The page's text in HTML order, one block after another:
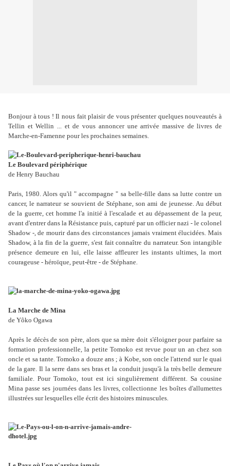
Bonjour à tous ! Il nous fait plaisir de vous présenter quelques nouveautés à
Tellin et Wellin ... et de vous annoncer une arrivée massive de livres de
Marche-en-Famenne pour les prochaines semaines.
Le Boulevard périphérique
de Henry Bauchau
Paris, 1980. Alors qu'il " accompagne " sa belle-fille dans sa lutte contre un
cancer, le narrateur se souvient de Stéphane, son ami de jeunesse. Au début
de la guerre, cet homme l'a initié à l'escalade et au dépassement de la peur,
avant d'entrer dans la Résistance puis, capturé par un officier nazi - le colonel
Shadow -, de mourir dans des circonstances jamais vraiment élucidées. Mais
Shadow, à la fin de la guerre, s'est fait connaître du narrateur. Son intangible
présence demeure en lui, elle laisse affleurer les instants ultimes, la mort
courageuse - héroïque, peut-être - de Stéphane.
La Marche de Mina
de Yôko Ogawa
Après le décès de son père, alors que sa mère doit s'éloigner pour parfaire sa
formation professionnelle, la petite Tomoko est revue pour un an chez son
oncle et sa tante. Tomoko a douze ans ; à Kobe, son oncle l'attend sur le quai
de la gare. Il la serre dans ses bras et la conduit jusqu'à la très belle demeure
familiale. Pour Tomoko, tout est ici singulièrement différent. Sa cousine
Mina passe ses journées dans les livres, collectionne les boîtes d'allumettes
illustrées sur lesquelles elle écrit des histoires minuscules.